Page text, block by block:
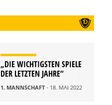
„DIE WICHTIGSTEN SPIELE
DER LETZTEN JAHRE“
1. MANNSCHAFT- 18. MAI 2022